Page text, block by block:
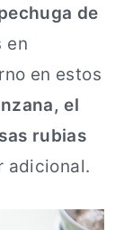
de
en
en estos
el
rubias
adicional.